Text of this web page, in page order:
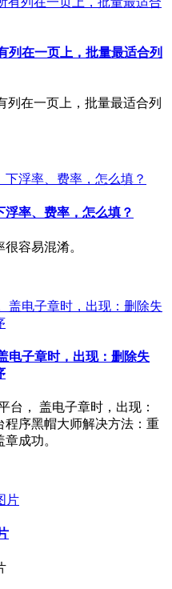
列在一页上，批量最适合列
列在一页上，批量最适合列
率、费率，怎么填？
容易混淆。
电子章时，出现：删除失
台， 盖电子章时，出现：
序黑帽大师解决方法：重
成功。